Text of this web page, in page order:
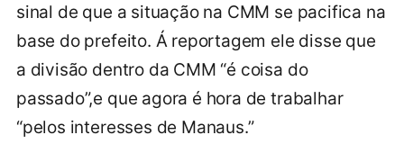
sinal de que a situação na CMM se pacifica na
base do prefeito. Á reportagem ele disse que
a divisão dentro da CMM “é coisa do
passado”,e que agora é hora de trabalhar
“pelos interesses de Manaus.”